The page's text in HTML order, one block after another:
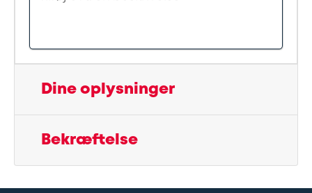
Dine oplysninger
Bekræftelse